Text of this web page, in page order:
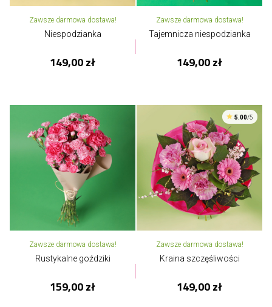
Zawsze darmowa dostawa!
Niespodzianka
149,00 zł
Zawsze darmowa dostawa!
Tajemnicza niespodzianka
149,00 zł
Zawsze darmowa dostawa!
Rustykalne goździki
159,00 zł
5.00/5
Zawsze darmowa dostawa!
Kraina szczęśliwości
149,00 zł